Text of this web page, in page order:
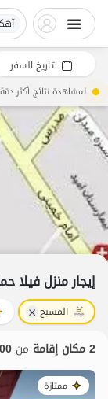
إيجار منزل
المسبح
2 مكان إقامة من
ممتازة
تاريخ السفر
لمشاهدة نتائج أكثر